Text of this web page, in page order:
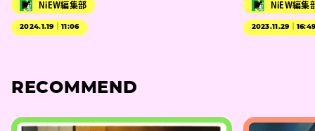
NiEW編集部
2024.1.19｜11:06
NiEW編集
2023.11.29｜
RECOMMEND